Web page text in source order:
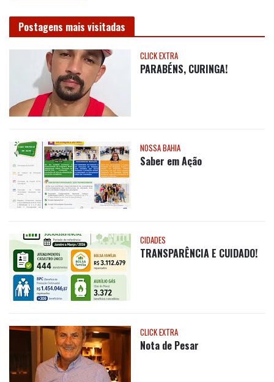
Postagens mais visitadas
PARABÉNS, CURINGA!
Saber em Ação
TRANSPARÊNCIA E CUIDADO!
Nota de Pesar